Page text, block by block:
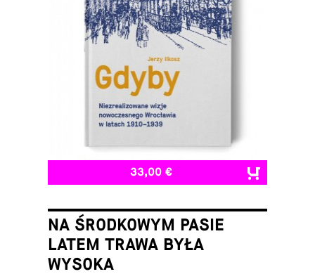
33,00 €
NA ŚRODKOWYM PASIE
LATEM TRAWA BYŁA
WYSOKA